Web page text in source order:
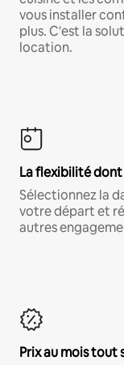
vous installer
plus. C'est la
location.
La flexibilité dont
Sélectionnez la
votre départ et
autres
Prix au mois tout